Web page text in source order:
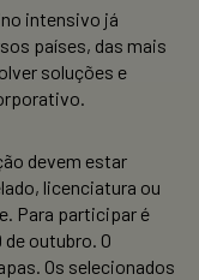
intensivo já
países, das mais
soluções e
devem estar
licenciatura ou
Para participar é
outubro. O
Os selecionados